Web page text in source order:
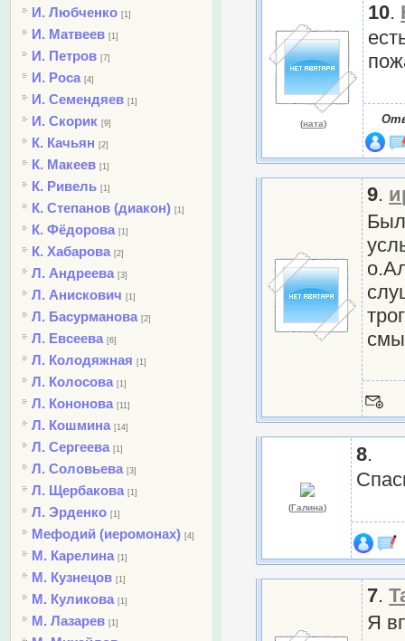
И. Любченко [1]
И. Матвеев [1]
И. Петров [7]
И. Роса [4]
И. Семендяев [1]
И. Скорик [9]
К. Качьян [2]
К. Макеев [1]
К. Ривель [1]
К. Степанов (диакон) [1]
К. Фёдорова [1]
К. Хабарова [2]
Л. Андреева [3]
Л. Анискович [1]
Л. Басурманова [2]
Л. Евсеева [6]
Л. Колодяжная [1]
Л. Колосова [1]
Л. Кононова [11]
Л. Кошмина [14]
Л. Сергеева [1]
Л. Соловьева [3]
Л. Щербакова [1]
Л. Эрденко [1]
Мефодий (иеромонах) [4]
М. Карелина [1]
М. Кузнецов [1]
М. Куликова [1]
М. Лазарев [1]
(ната)
10.
9.
(Галина)
8.
7.
Я